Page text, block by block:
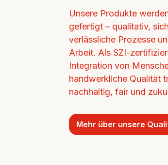
Unsere Produkte
gefertigt – qualitativ,
verlässliche Prozesse
Arbeit. Als SZI-
Integration von
handwerkliche Qualität
nachhaltig, fair und
Mehr über unsere